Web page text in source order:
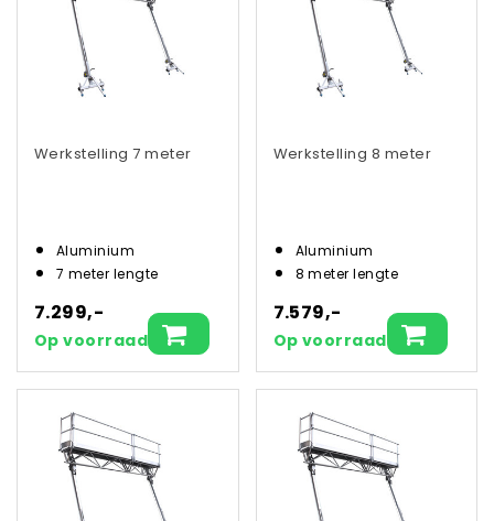
Werkstelling 7 meter
Aluminium
7 meter lengte
7.299,-
Op voorraad
Werkstelling 8 meter
Aluminium
8 meter lengte
7.579,-
Op voorraad